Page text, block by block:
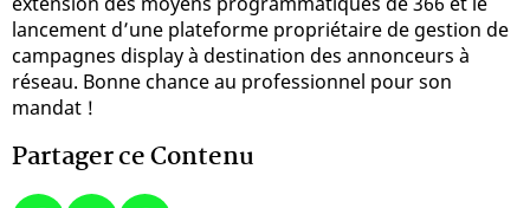
lancement d’une plateforme propriétaire de gestion de
campagnes display à destination des annonceurs à
réseau. Bonne chance au professionnel pour son
mandat !
Partager ce Contenu